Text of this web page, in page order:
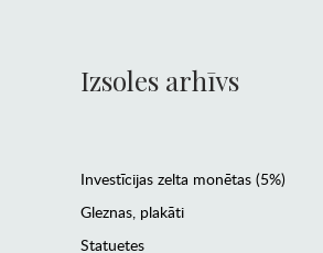
Izsoles arhīvs
Investīcijas zelta monētas (5%)
Gleznas, plakāti
Statuetes